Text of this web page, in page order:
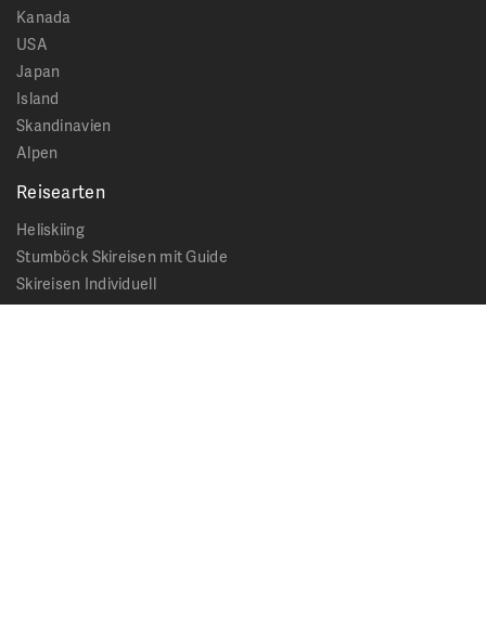
Kanada
USA
Japan
Island
Skandinavien
Alpen
Reisearten
Heliskiing
Stumböck Skireisen mit Guide
Skireisen Individuell
Catskiing